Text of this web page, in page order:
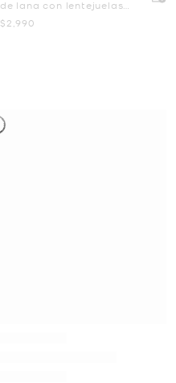
de lana con lentejuelas
bordadas a mano
Ahora
$2,990